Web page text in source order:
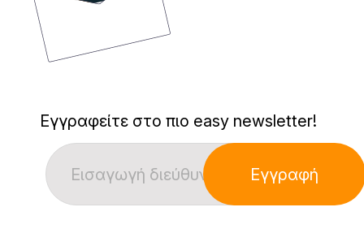
Εγγραφείτε στο πιο easy newsletter!
Εγγραφή